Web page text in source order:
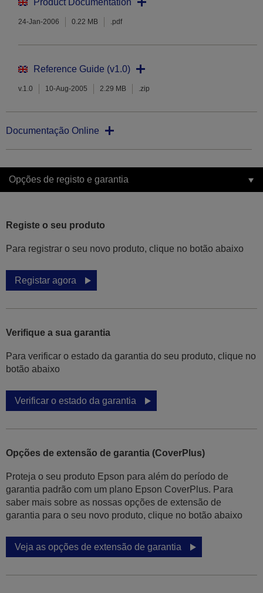
Product Documentation
24-Jan-2006 0.22 MB .pdf
Reference Guide (v1.0)
v.1.0 10-Aug-2005 2.29 MB .zip
Documentação Online
Opções de registo e garantia
Registe o seu produto
Para registrar o seu novo produto, clique no botão abaixo
Registar agora
Verifique a sua garantia
Para verificar o estado da garantia do seu produto, clique no
botão abaixo
Verificar o estado da garantia
Opções de extensão de garantia (CoverPlus)
Proteja o seu produto Epson para além do período de
garantia padrão com um plano Epson CoverPlus. Para
saber mais sobre as nossas opções de extensão de
garantia para o seu novo produto, clique no botão abaixo
Veja as opções de extensão de garantia